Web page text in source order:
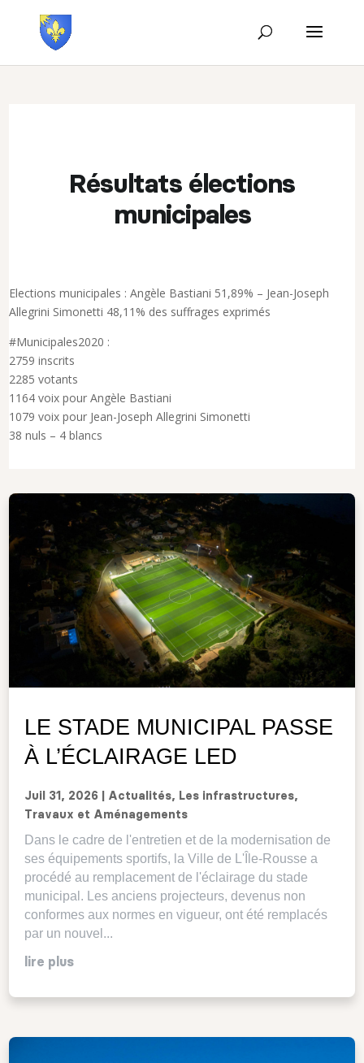
Résultats élections
municipales
Elections municipales : Angèle Bastiani 51,89% – Jean-Joseph
Allegrini Simonetti 48,11% des suffrages exprimés
#Municipales2020 :
2759 inscrits
2285 votants
1164 voix pour Angèle Bastiani
1079 voix pour Jean-Joseph Allegrini Simonetti
38 nuls – 4 blancs
LE STADE MUNICIPAL PASSE
À L’ÉCLAIRAGE LED
Juil 31, 2026 Actualités, Les infrastructures,
Travaux et Aménagements
Dans le cadre de l'entretien et de la modernisation de
ses équipements sportifs, la Ville de L'Île-Rousse a
procédé au remplacement de l'éclairage du stade
municipal. Les anciens projecteurs, devenus non
conformes aux normes en vigueur, ont été remplacés
par un nouvel...
lire plus